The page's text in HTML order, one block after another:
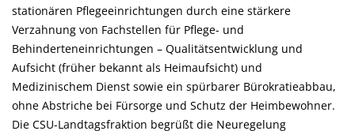
stationären Pflegeeinrichtungen durch eine stärkere
Verzahnung von Fachstellen für Pflege- und
Behinderteneinrichtungen – Qualitätsentwicklung und
Aufsicht (früher bekannt als Heimaufsicht) und
Medizinischem Dienst sowie ein spürbarer Bürokratieabbau,
ohne Abstriche bei Fürsorge und Schutz der Heimbewohner.
Die CSU-Landtagsfraktion begrüßt die Neuregelung